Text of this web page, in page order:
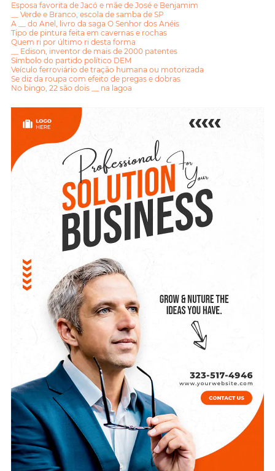
Esposa favorita de Jacó e mãe de José e Benjamim
__ Verde e Branco, escola de samba de SP
A __ do Anel, livro da saga O Senhor dos Anéis
Tipo de pintura feita em cavernas e rochas
Quem ri por último ri desta forma
__ Edison, inventor de mais de 2000 patentes
Símbolo do partido político DEM
Veículo ferroviário de tração humana ou motorizada
Se diz da roupa com efeito de pregas e dobras
No bingo, 22 são dois __ na lagoa